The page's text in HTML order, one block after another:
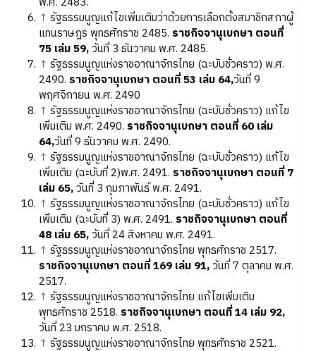
↑ รัฐธรรมนูญแก้ไขเพิ่มเติมว่าด้วยการเลือกตั้งสมาชิกสภาผู้
แทนราษฎร พุทธศักราช 2485. ราชกิจจานุเบกษา ตอนที่
75 เล่ม 59,วันที่ 3 ธันวาคม พ.ศ. 2485.
↑ รัฐธรรมนูญแห่งราชอาณาจักรไทย (ฉะบับชั่วคราว) พ.ศ.
2490. ราชกิจจานุเบกษา ตอนที่ 53 เล่ม 64,วันที่ 9
พฤศจิกายน พ.ศ. 2490
↑ รัฐธรรมนูญแห่งราชอาณาจักรไทย (ฉะบับชั่วคราว) แก้ไข
เพิ่มเติม พ.ศ. 2490. ราชกิจจานุเบกษา ตอนที่ 60 เล่ม
64,วันที่ 9 ธันวาคม พ.ศ. 2490.
↑ รัฐธรรมนูญแห่งราชอาณาจักรไทย (ฉะบับชั่วคราว) แก้ไข
เพิ่มเติม (ฉะบับที่ 2)พ.ศ. 2491. ราชกิจจานุเบกษา ตอนที่ 7
เล่ม 65,วันที่ 3 กุมภาพันธ์ พ.ศ. 2491.
↑ รัฐธรรมนูญแห่งราชอาณาจักรไทย (ฉะบับชั่วคราว) แก้ไข
เพิ่มเติม (ฉะบับที่ 3) พ.ศ. 2491. ราชกิจจานุเบกษา ตอนที่
48 เล่ม 65,วันที่ 24 สิงหาคม พ.ศ. 2491.
↑ รัฐธรรมนูญแห่งราชอาณาจักรไทย พุทธศักราช 2517.
ราชกิจจานุเบกษา ตอนที่ 169 เล่ม 91,วันที่ 7 ตุลาคม พ.ศ.
2517.
↑ รัฐธรรมนูญแห่งราชอาณาจักรไทย แก้ไขเพิ่มเติม
พุทธศักราช 2518. ราชกิจจานุเบกษา ตอนที่ 14 เล่ม 92,
วันที่ 23 มกราคม พ.ศ. 2518.
↑ รัฐธรรมนูญแห่งราชอาณาจักรไทย พุทธศักราช 2521.